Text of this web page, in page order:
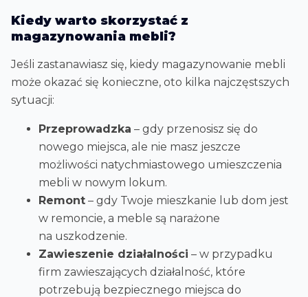
Kiedy warto skorzystać z
magazynowania mebli?
Jeśli zastanawiasz się, kiedy magazynowanie mebli
może okazać się konieczne, oto kilka najczęstszych
sytuacji:
Przeprowadzka – gdy przenosisz się do
nowego miejsca, ale nie masz jeszcze
możliwości natychmiastowego umieszczenia
mebli w nowym lokum.
Remont – gdy Twoje mieszkanie lub dom jest
w remoncie, a meble są narażone
na uszkodzenie.
Zawieszenie działalności – w przypadku
firm zawieszających działalność, które
potrzebują bezpiecznego miejsca do